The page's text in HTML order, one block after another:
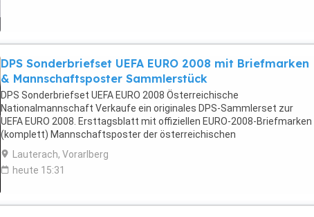
DPS Sonderbriefset UEFA EURO 2008 mit Briefmarken
& Mannschaftsposter Sammlerstück
DPS Sonderbriefset UEFA EURO 2008 Österreichische
Nationalmannschaft Verkaufe ein originales DPS-Sammlerset zur
UEFA EURO 2008. Ersttagsblatt mit offiziellen EURO-2008-Briefmarken
(komplett) Mannschaftsposter der österreichischen
Nationalmannschaft in der Innenseite der Broschüre
Informationsbroschüre Gut ...
Lauterach, Vorarlberg
heute 15:31